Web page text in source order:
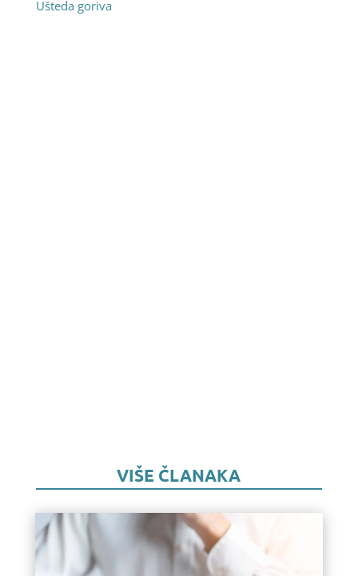
Ušteda goriva
VIŠE ČLANAKA